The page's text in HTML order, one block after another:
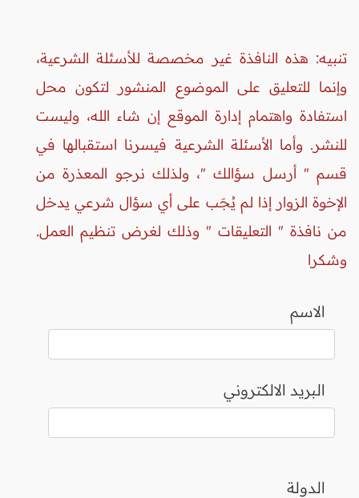
تنبيه: هذه النافذة غير مخصصة للأسئلة الشرعية،
وإنما للتعليق على الموضوع المنشور لتكون محل
استفادة واهتمام إدارة الموقع إن شاء الله، وليست
للنشر. وأما الأسئلة الشرعية فيسرنا استقبالها في
قسم " أرسل سؤالك "، ولذلك نرجو المعذرة من
الإخوة الزوار إذا لم يُجَب على أي سؤال شرعي يدخل
من نافذة " التعليقات " وذلك لغرض تنظيم العمل.
وشكرا
الاسم
البريد الالكتروني
الدولة